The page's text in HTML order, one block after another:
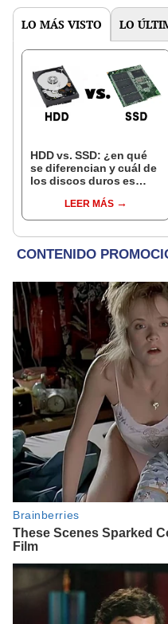
LO MÁS VISTO LO
HDD vs. SSD: ¿en qué
se diferencian y cuál de
los discos duros es
LEER MÁS